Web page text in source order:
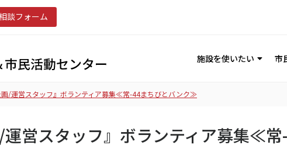
談フォーム
施設を使いたい 市
画/運営スタッフ』ボランティア募集≪常-44まちびとバンク≫
/運営スタッフ』ボランティア募集≪